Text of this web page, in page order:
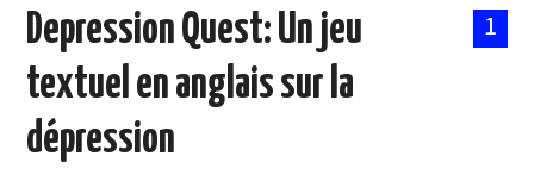
1
Depression Quest: Un jeu
textuel en anglais sur la
dépression